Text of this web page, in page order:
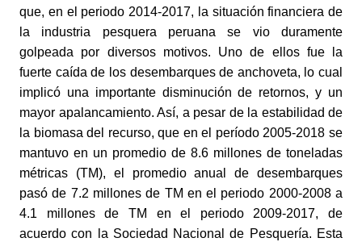
que, en el periodo 2014-2017, la situación financiera de
la industria pesquera peruana se vio duramente
golpeada por diversos motivos. Uno de ellos fue la
fuerte caída de los desembarques de anchoveta, lo cual
implicó una importante disminución de retornos, y un
mayor apalancamiento. Así, a pesar de la estabilidad de
la biomasa del recurso, que en el período 2005-2018 se
mantuvo en un promedio de 8.6 millones de toneladas
métricas (TM), el promedio anual de desembarques
pasó de 7.2 millones de TM en el periodo 2000-2008 a
4.1 millones de TM en el periodo 2009-2017, de
acuerdo con la Sociedad Nacional de Pesquería. Esta